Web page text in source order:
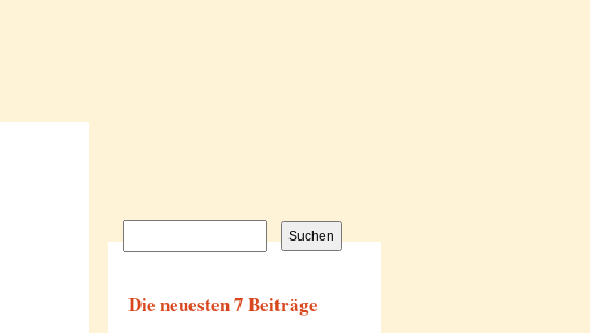
Suchen
Die neuesten 7 Beiträge